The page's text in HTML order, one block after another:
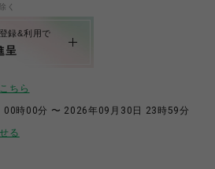
く
録&利用で
呈
こちら
時00分 〜 2026年09月30日 23時59分
る